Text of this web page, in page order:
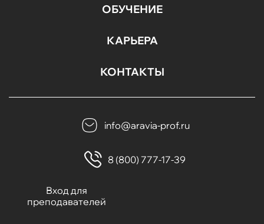
ОБУЧЕНИЕ
КАРЬЕРА
КОНТАКТЫ
info@aravia-prof.ru
8 (800) 777-17-39
Вход для
преподавателей